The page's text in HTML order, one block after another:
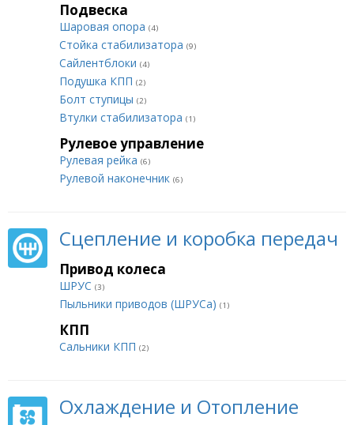
Подвеска
Шаровая опора (4)
Стойка стабилизатора (9)
Сайлентблоки (4)
Подушка КПП (2)
Болт ступицы (2)
Втулки стабилизатора (1)
Рулевое управление
Рулевая рейка (6)
Рулевой наконечник (6)
Сцепление и коробка передач
Привод колеса
ШРУС (3)
Пыльники приводов (ШРУСа) (1)
КПП
Сальники КПП (2)
Охлаждение и Отопление